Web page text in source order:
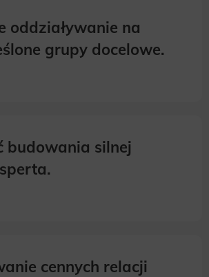
oddziaływanie na
grupy docelowe.
budowania silnej
cennych relacji